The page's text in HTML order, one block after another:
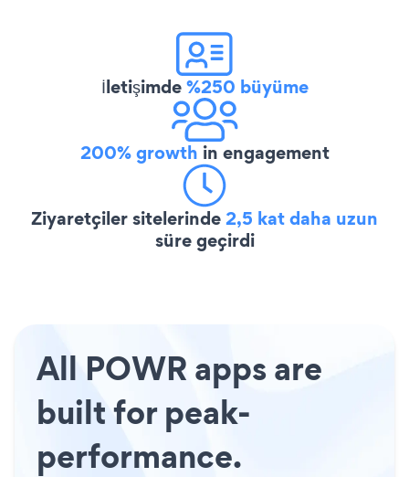
İletişimde%250 büyüme
200% growth in engagement
Ziyaretçiler sitelerinde2,5 kat daha uzun
süre geçirdi
All POWR apps are
built for peak-
performance.